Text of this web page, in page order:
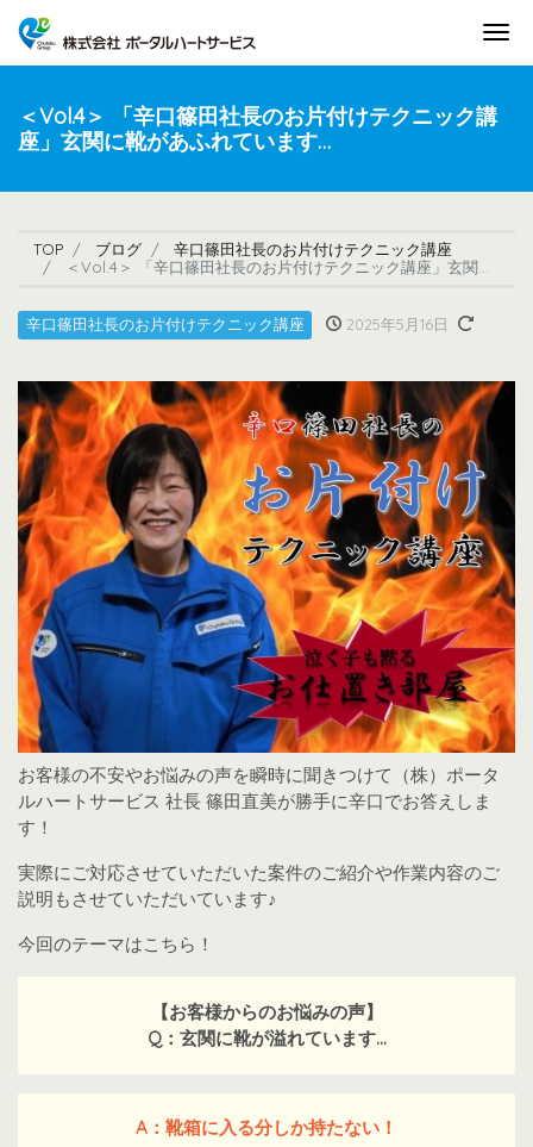
＜Vol.4＞ 「辛口篠田社長のお片付けテクニック講
座」玄関に靴があふれています…
TOP ブログ
辛口篠田社長のお片付けテクニック講座
＜Vol.4＞ 「辛口篠田社長のお片付けテクニック講座」玄関に靴があふれています…
辛口篠田社長のお片付けテクニック講座 2025年5月16日
お客様の不安やお悩みの声を瞬時に聞きつけて（株）ポータ
ルハートサービス 社長 篠田直美が勝手に辛口でお答えしま
す！
実際にご対応させていただいた案件のご紹介や作業内容のご
説明もさせていただいています♪
今回のテーマはこちら！
【お客様からのお悩みの声】
Q：玄関に靴が溢れています…
A：靴箱に入る分しか持たない！